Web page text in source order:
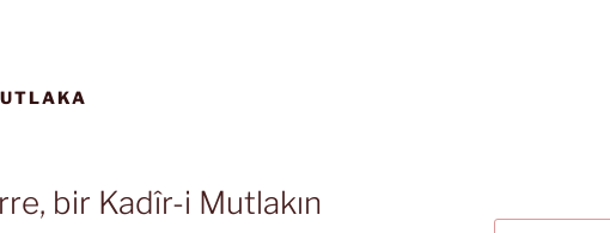
bir Kadîr-i Mutlakın